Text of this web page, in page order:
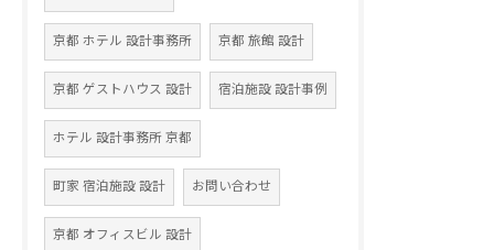
京都 ホテル 設計事務所 京都 旅館 設計
京都 ゲストハウス 設計 宿泊施設 設計事例
ホテル 設計事務所 京都
町家 宿泊施設 設計 お問い合わせ
京都 オフィスビル 設計